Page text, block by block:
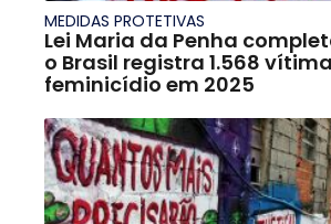
MEDIDAS PROTETIVAS
Lei Maria da Penha
o Brasil registra 1.568
feminicídio em 2025